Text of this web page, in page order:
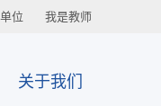
位 我是教师
关于我们